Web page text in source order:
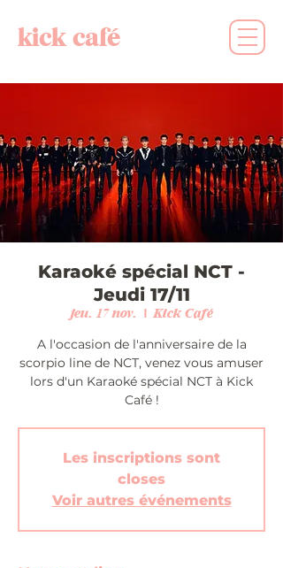
kick café
Karaoké spécial NCT -
Jeudi 17/11
jeu. 17 nov.
  |
Kick Café
A l'occasion de l'anniversaire de la
scorpio line de NCT, venez vous amuser
lors d'un Karaoké spécial NCT à Kick
Café !
Les inscriptions sont
closes
Voir autres événements